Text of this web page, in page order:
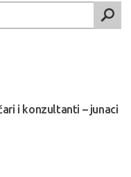
i konzultanti – junaci